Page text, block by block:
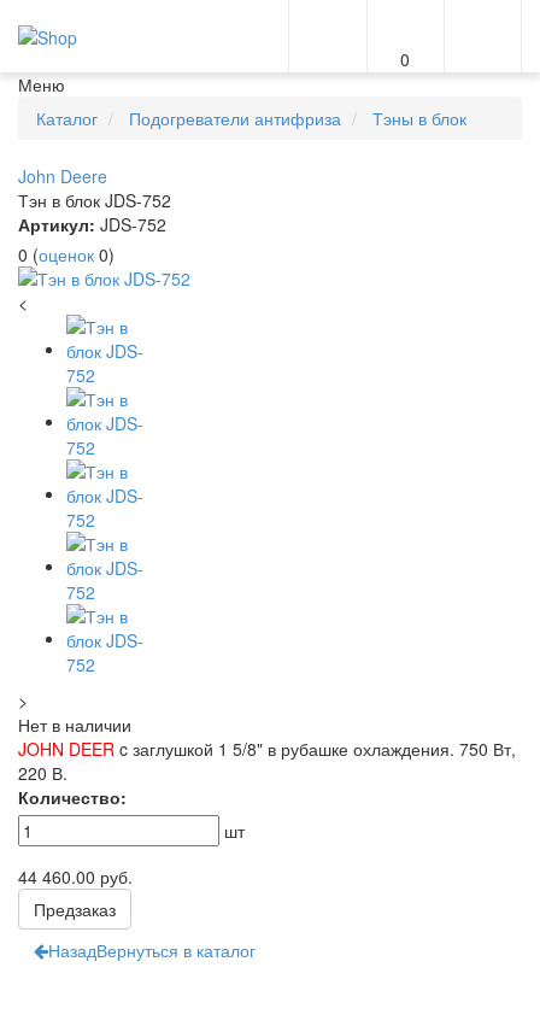
0
Меню
Каталог
Подогреватели антифриза Тэны в блок
John Deere
Тэн в блок JDS-752
Артикул: JDS-752
0 (оценок 0)
<
>
Нет в наличии
JOHN DEER c заглушкой 1 5/8" в рубашке охлаждения. 750 Вт,
220 В.
Количество:
шт
44 460.00 руб.
Предзаказ
НазадВернуться в каталог